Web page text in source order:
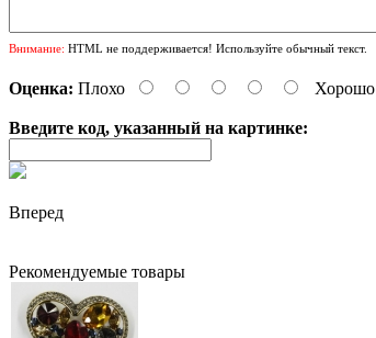
Внимание: HTML не поддерживается! Используйте обычный текст.
Оценка: Плохо Хорошо
Введите код, указанный на картинке:
Вперед
Рекомендуемые товары